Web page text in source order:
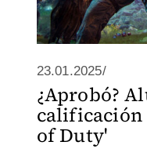
23.01.2025/
¿Aprobó?
calificación
of Duty'